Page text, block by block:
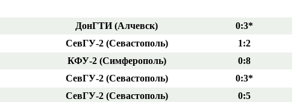
ДонГТИ (Алчевск)
0:3*
СевГУ-2 (Севастополь)
1:2
КФУ-2 (Симферополь)
0:8
СевГУ-2 (Севастополь)
0:3*
СевГУ-2 (Севастополь)
0:5